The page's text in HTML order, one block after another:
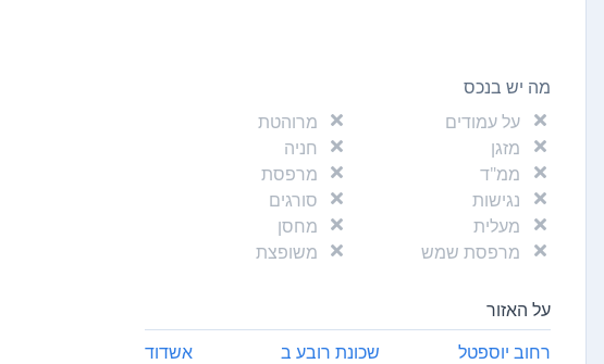
מה יש בנכס
על עמודים
מרוהטת
מזגן
חניה
ממ"ד
מרפסת
נגישות
סורגים
מעלית
מחסן
מרפסת שמש
משופצת
על האזור
רחוב יוספטל שכונת רובע ב אשדוד